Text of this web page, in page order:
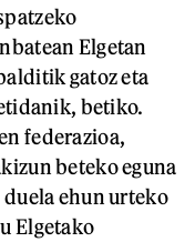
Elgetan
gatoz eta
betiko.
federazioa,
beteko eguna
ehun urteko
Elgetako